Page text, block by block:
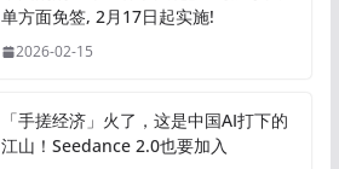
单方面免签, 2月17日起实施!
2026-02-15
「手搓经济」火了，这是中国AI打下的
江山！Seedance 2.0也要加入